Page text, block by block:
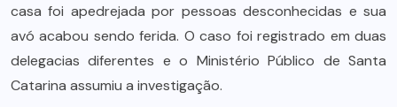
casa foi apedrejada por pessoas desconhecidas e sua
avó acabou sendo ferida. O caso foi registrado em duas
delegacias diferentes e o Ministério Público de Santa
Catarina assumiu a investigação.